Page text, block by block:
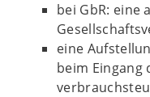
bei GbR: eine
eine
beim Eingang